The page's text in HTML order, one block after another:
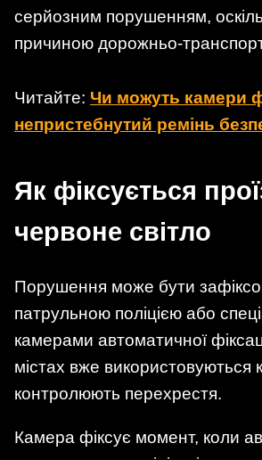
серйозним порушенням,
причиною дорожньо-
Читайте: Чи можуть камери
непристебнутий ремінь
Як фіксується
червоне світло
Порушення може бути
патрульною поліцією або
камерами автоматичної
містах вже використовуються
контролюють перехрестя.
Камера фіксує момент, коли